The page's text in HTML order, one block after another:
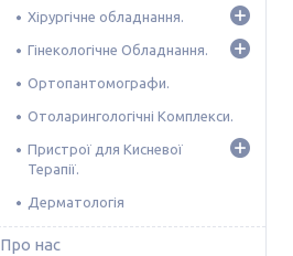
Хірургічне обладнання.
Гінекологічне Обладнання.
Ортопантомографи.
Отоларингологічні Комплекси.
Пристрої для Кисневої
Терапії.
Дерматологія
Про нас